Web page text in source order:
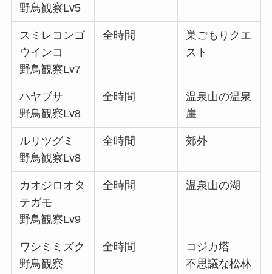
野鳥観察Lv5
スミレコンゴ
ウインコ
野鳥観察Lv7
全時間
巣ごもりクエ
スト
ハヤブサ
野鳥観察Lv8
全時間
温泉山の温泉
崖
ルリツグミ
野鳥観察Lv8
全時間 郊外
カオジロオタ
テガモ
野鳥観察Lv9
全時間 温泉山の湖
ワシミミズク
野鳥観察
全時間
コジカ塔
不思議な松林